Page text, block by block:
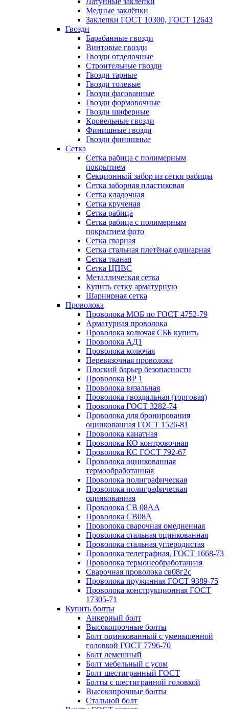
Медные заклёпки
Заклепки ГОСТ 10300, ГОСТ 12643
Гвозди
Барабанные гвозди
Винтовые гвозди
Гвозди отделочные
Строительные гвозди
Гвозди тарные
Гвозди толевые
Гвозди фасованные
Гвозди формовочные
Гвозди шиферные
Кровельные гвозди
Финишные гвозди
Гвозди финишные
Сетка
Сетка рабица с полимерным
покрытием
Секционный забор из сетки рабицы
Сетка заборная пластиковая
Сетка кладочная
Сетка крученая
Сетка рабица
Сетка рабица с полимерным
покрытием фото
Сетка сварная
Сетка стальная плетёная одинарная
Сетка тканая
Сетка ЦПВС
Металлическая сетка
Купить сетку арматурную
Шарнирная сетка
Проволока
Проволока МОБ по ГОСТ 4752-79
Арматурная проволока
Проволока колючая СББ купить
Проволока АД1
Проволока колючая
Перевязочная проволока
Плоский барьер безопасности
Проволока ВР 1
Проволока вязальная
Проволока гвоздильная (торговая)
Проволока ГОСТ 3282-74
Проволока для бронирования
оцинкованная ГОСТ 1526-81
Проволока канатная
Проволока КО контровочная
Проволока КС ГОСТ 792-67
Проволока оцинкованная
термообработанная
Проволока полиграфическая
Проволока полиграфическая
оцинкованная
Проволока СВ 08АА
Проволока СВ08А
Проволока сварочная омедненная
Проволока стальная оцинкованная
Проволока стальная углеродистая
Проволока телеграфная, ГОСТ 1668-73
Проволока термонеобработанная
Сварочная проволока св08г2с
Проволока пружинная ГОСТ 9389-75
Проволока конструкционная ГОСТ
17305-71
Купить болты
Анкерный болт
Высокопрочные болты
Болт оцинкованный с уменьшенной
головкой ГОСТ 7796-70
Болт лемешный
Болт мебельный с усом
Болт шестигранный ГОСТ
Болты с шестигранной головкой
Высокопрочные болты
Стальной болт